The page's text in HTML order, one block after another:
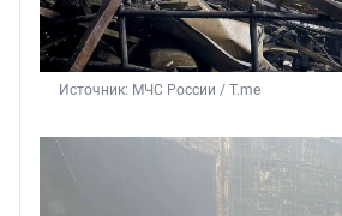
Источник: МЧС России / T.me